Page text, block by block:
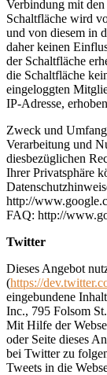
Verbindung mit
Schaltfläche wird
und von diesem in
daher keinen
der Schaltfläche
die Schaltfläche
eingeloggten
IP-Adresse,
Zweck und
Verarbeitung und
diesbezüglichen
Ihrer Privatsphäre
http://
FAQ: http://
Twitter
Dieses Angebot
(https://
eingebundene
Inc., 795 Folsom
Mit Hilfe der
oder Seite dieses
bei Twitter zu
Tweets in die